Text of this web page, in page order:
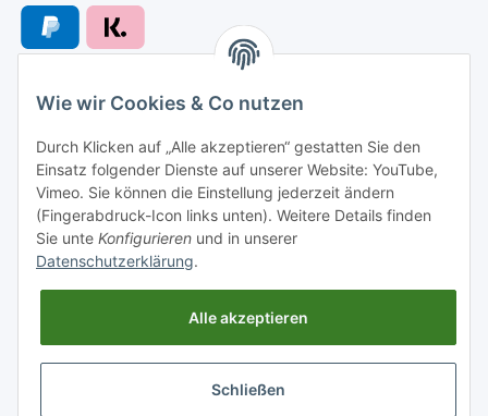
Versandarten
Versand nach
Gesetzliche Informationen
Wie wir Cookies & Co nutzen
Durch Klicken auf „Alle akzeptieren“ gestatten Sie den
Einsatz folgender Dienste auf unserer Website: YouTube,
Vimeo. Sie können die Einstellung jederzeit ändern
(Fingerabdruck-Icon links unten). Weitere Details finden
Sie unte Konfigurieren und in unserer
Datenschutzerklärung.
Alle akzeptieren
Schließen